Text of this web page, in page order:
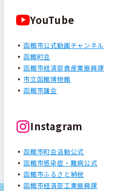
YouTube
函館市公式動画チャンネル
函館町会
函館市経済部食産業振興課
市立函館博物館
函館市議会
Instagram
函館市町会活動公式
函館市感染症・難病公式
函館市ふるさと納税
函館市経済部工業振興課